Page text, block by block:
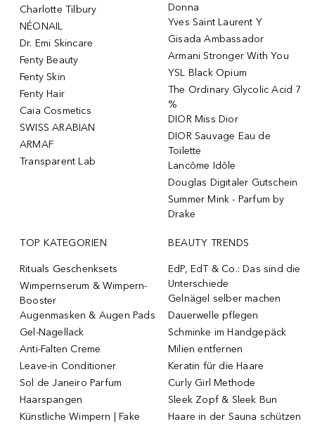
Charlotte Tilbury
NÉONAIL
Dr. Emi Skincare
Fenty Beauty
Fenty Skin
Fenty Hair
Caia Cosmetics
SWISS ARABIAN
ARMAF
Transparent Lab
Donna
Yves Saint Laurent Y
Gisada Ambassador
Armani Stronger With You
YSL Black Opium
The Ordinary Glycolic Acid 7
%
DIOR Miss Dior
DIOR Sauvage Eau de
Toilette
Lancôme Idôle
Douglas Digitaler Gutschein
Summer Mink - Parfum by
Drake
TOP KATEGORIEN
Rituals Geschenksets
Wimpernserum & Wimpern-
Booster
Augenmasken & Augen Pads
Gel-Nagellack
Anti-Falten Creme
Leave-in Conditioner
Sol de Janeiro Parfum
Haarspangen
Künstliche Wimpern | Fake
BEAUTY TRENDS
EdP, EdT & Co.: Das sind die
Unterschiede
Gelnägel selber machen
Dauerwelle pflegen
Schminke im Handgepäck
Milien entfernen
Keratin für die Haare
Curly Girl Methode
Sleek Zopf & Sleek Bun
Haare in der Sauna schützen